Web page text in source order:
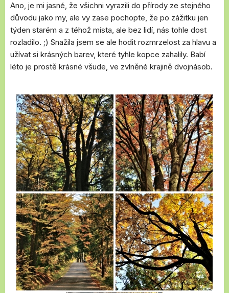
Ano, je mi jasné, že všichni vyrazili do přírody ze stejného
důvodu jako my, ale vy zase pochopte, že po zážitku jen
týden starém a z téhož místa, ale bez lidí, nás tohle dost
rozladilo. ;) Snažila jsem se ale hodit rozmrzelost za hlavu a
užívat si krásných barev, které tyhle kopce zahalily. Babí
léto je prostě krásné všude, ve zvlněné krajině dvojnásob.